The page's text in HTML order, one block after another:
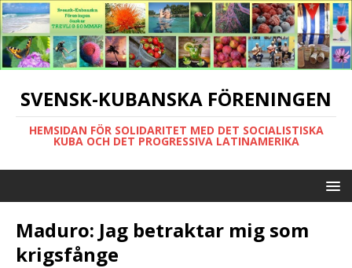
SVENSK-KUBANSKA FÖRENINGEN
HEMSIDAN FÖR SOLIDARITET MED DET SOCIALISTISKA
KUBA OCH DET PROGRESSIVA LATINAMERIKA
Maduro: Jag betraktar mig som
krigsfånge